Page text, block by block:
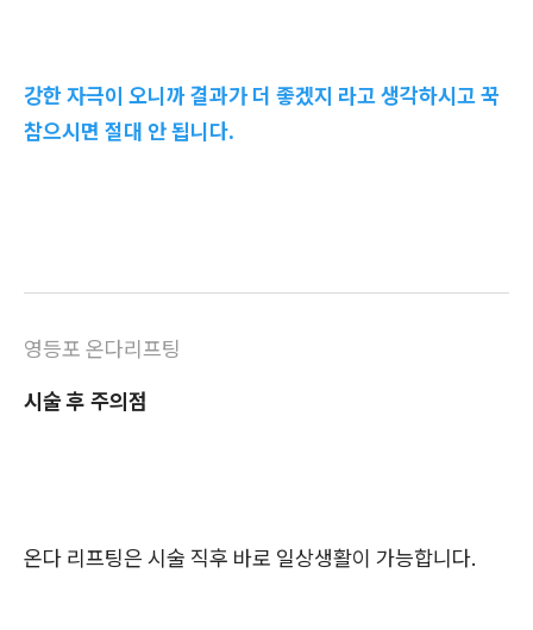
강한 자극이 오니까 결과가 더 좋겠지 라고 생각하시고 꾹
참으시면 절대 안 됩니다.
영등포 온다리프팅
시술 후 주의점
온다 리프팅은 시술 직후 바로 일상생활이 가능합니다.